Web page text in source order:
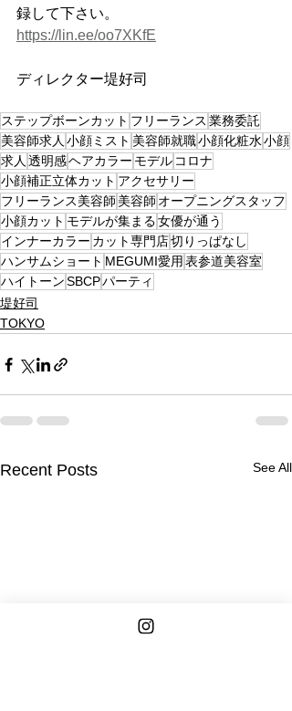
録して下さい。
https://lin.ee/oo7XKfE
ディレクター堤好司
ステップボーンカット フリーランス 業務委託
美容師求人 小顔ミスト 美容師就職小顔化粧水小顔
求人 透明感ヘアカラー モデル コロナ
小顔補正立体カット アクセサリー
フリーランス美容師 美容師 オープニングスタッフ
小顔カット モデルが集まる女優が通う
インナーカラー カット専門店切りっぱなし
ハンサムショート MEGUMI愛用 表参道美容室
ハイトーンSBCPパーティ
堤好司
TOKYO
Recent Posts See All